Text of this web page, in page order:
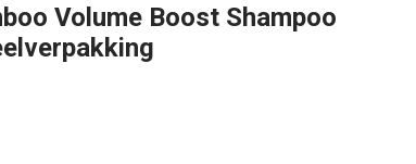
Volume Boost Shampoo